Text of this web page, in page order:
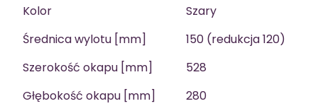
Kolor
Szary
Średnica wylotu [mm]
150 (redukcja 120)
Szerokość okapu [mm]
528
Głębokość okapu [mm]
280